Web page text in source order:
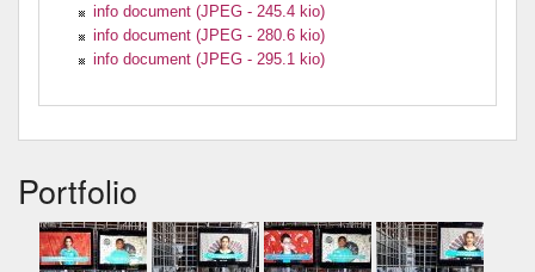
info document (JPEG - 245.4 kio)
info document (JPEG - 280.6 kio)
info document (JPEG - 295.1 kio)
Portfolio